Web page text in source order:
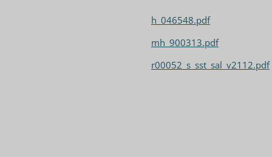
h_046548.pdf
mh_900313.pdf
r00052_s_sst_sal_v2112.pdf